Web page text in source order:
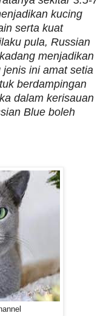
kucing
serta kuat
pula, Russian
menjadikan
ini amat setia
berdampingan
dalam kerisauan
Blue boleh